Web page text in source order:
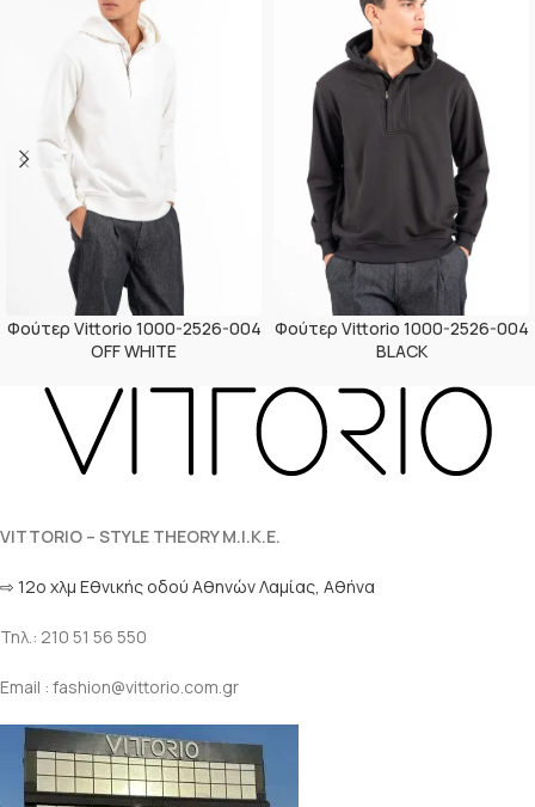
Φούτερ Vittorio 1000-2526-004
OFF WHITE
Φούτερ Vittorio 1000-2526-004
BLACK
VITTORIO – STYLE THEORY M.I.K.E.
⇨ 12ο χλμ Eθνικής οδού Αθηνών Λαμίας, Αθήνα
Τηλ.: 210 51 56 550
Email : fashion@vittorio.com.gr